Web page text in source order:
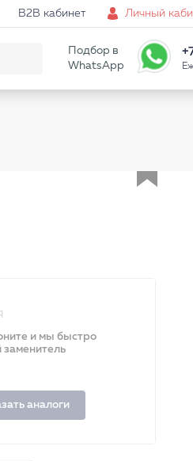
B2B кабинет Личный
Подбор в
WhatsApp
и мы быстро
заменитель
аналоги